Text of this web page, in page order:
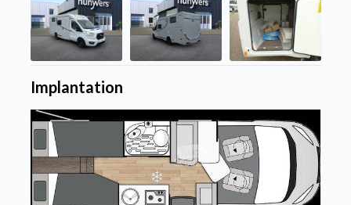
Implantation